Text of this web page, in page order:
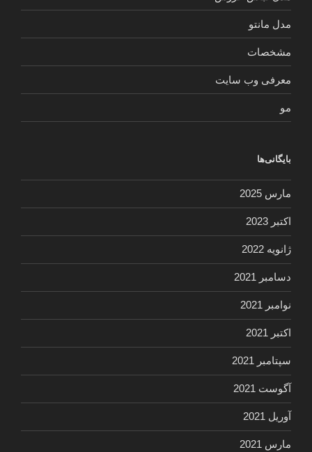
مدل مانتو
مشخصات
معرفی وب سایت
مو
بایگانی‌ها
مارس 2025
اکتبر 2023
ژانویه 2022
دسامبر 2021
نوامبر 2021
اکتبر 2021
سپتامبر 2021
آگوست 2021
آوریل 2021
مارس 2021